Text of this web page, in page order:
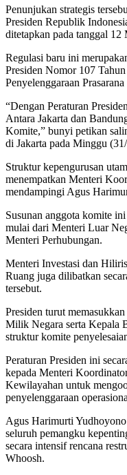
Penunjukan strategis
Presiden Republik
ditetapkan pada tanggal 12
Regulasi baru ini
Presiden Nomor 107
Penyelenggaraan
“Dengan Peraturan
Antara Jakarta dan
Komite,” bunyi petikan
di Jakarta pada Minggu
Struktur kepengurusan
menempatkan Menteri
mendampingi Agus
Susunan anggota komite
mulai dari Menteri Luar
Menteri Perhubungan.
Menteri Investasi dan
Ruang juga dilibatkan
tersebut.
Presiden turut
Milik Negara serta Kepala
struktur komite
Peraturan Presiden ini
kepada Menteri
Kewilayahan untuk
penyelenggaraan
Agus Harimurti Yudhoyono
seluruh pemangku
secara intensif rencana
Whoosh.